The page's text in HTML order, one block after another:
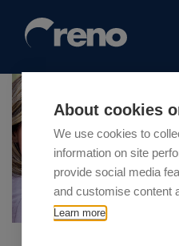
About cookies
We use cookies to
information on site
provide social media
and customise content
Learn more